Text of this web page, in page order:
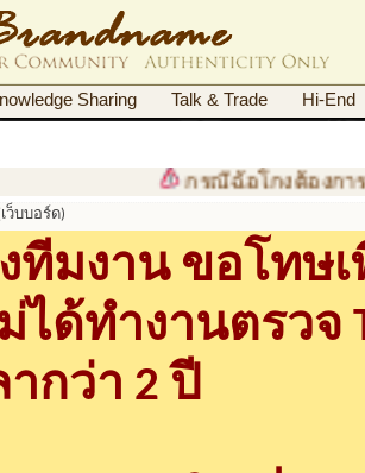
Sharing Talk & Trade Hi-End
กรณีฉ้อโกงต้องการเอกสา
ว็บบอร์ด)
ทีมงาน ขอโทษ
ได้ทำงานตรวจ
ากว่า 2 ปี